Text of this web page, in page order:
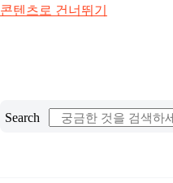
콘텐츠로 건너뛰기
Search